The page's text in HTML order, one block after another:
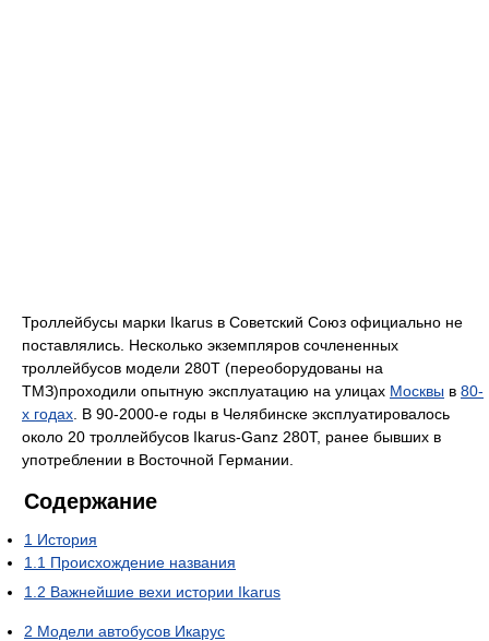
Троллейбусы марки Ikarus в Советский Союз официально не
поставлялись. Несколько экземпляров сочлененных
троллейбусов модели 280Т (переоборудованы на
ТМЗ)проходили опытную эксплуатацию на улицах Москвы в 80-
х годах . В 90-2000-е годы в Челябинске эксплуатировалось
около 20 троллейбусов Ikarus-Ganz 280T, ранее бывших в
употреблении в Восточной Германии.
Содержание
1 История
1.1 Происхождение названия
1.2 Важнейшие вехи истории Ikarus
2 Модели автобусов Икарус